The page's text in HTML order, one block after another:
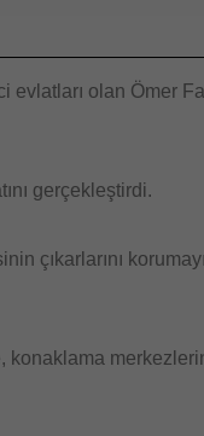
evlatları olan Ömer
gerçekleştirdi.
çıkarlarını